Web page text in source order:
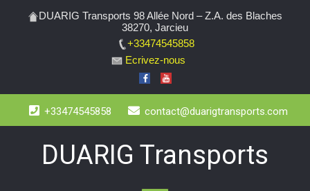
DUARIG Transports 98 Allée Nord – Z.A. des Blaches
38270, Jarcieu
+33474545858
Ecrivez-nous
+33474545858 contact@duarigtransports.com
DUARIG Transports